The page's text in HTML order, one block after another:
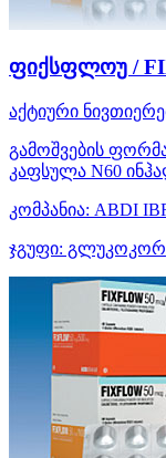
ფიქსფლოუ /
აქტიური
გამოშვების
კაფსულა N60
კომპანია: ABDI
ჯგუფი: